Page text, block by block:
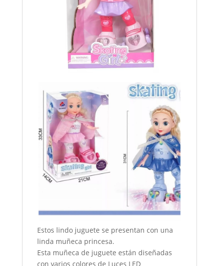
Estos lindo juguete se presentan con una
linda muñeca princesa.
Esta muñeca de juguete están diseñadas
con varios colores de Luces LED